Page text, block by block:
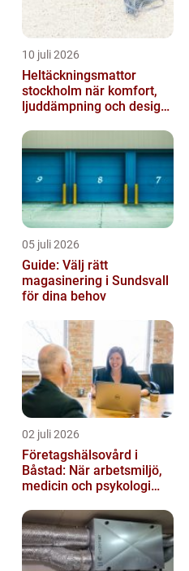
10 juli 2026
Heltäckningsmattor
stockholm när komfort,
ljuddämpning och design
05 juli 2026
Guide: Välj rätt
magasinering i Sundsvall
för dina behov
02 juli 2026
Företagshälsovård i
Båstad: När arbetsmiljö,
medicin och psykologi